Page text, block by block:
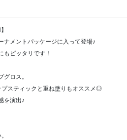
ナメントパッケージに入って登場♪
もピッタリです！
グロス。
プスティックと重ね塗りもオススメ◎
を演出♪